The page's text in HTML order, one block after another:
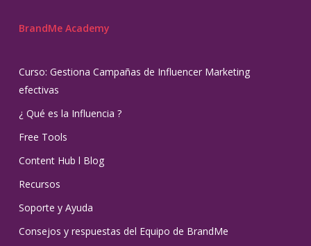
BrandMe Academy
Curso: Gestiona Campañas de Influencer Marketing
efectivas
¿ Qué es la Influencia ?
Free Tools
Content Hub l Blog
Recursos
Soporte y Ayuda
Consejos y respuestas del Equipo de BrandMe